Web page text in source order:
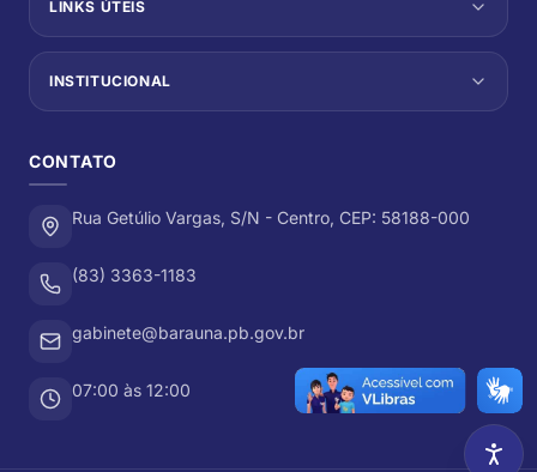
LINKS ÚTEIS
INSTITUCIONAL
CONTATO
Rua Getúlio Vargas, S/N - Centro, CEP: 58188-000
(83) 3363-1183
gabinete@barauna.pb.gov.br
07:00 às 12:00